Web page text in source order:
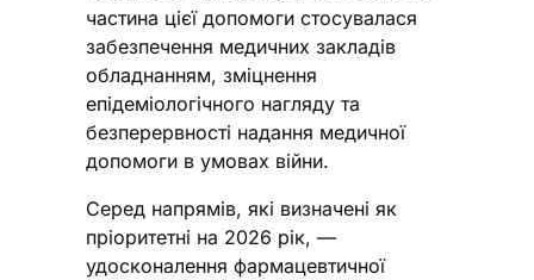
частина цієї допомоги стосувалася
забезпечення медичних закладів
обладнанням, зміцнення
епідеміологічного нагляду та
безперервності надання медичної
допомоги в умовах війни.
Серед напрямів, які визначені як
пріоритетні на 2026 рік, —
удосконалення фармацевтичної